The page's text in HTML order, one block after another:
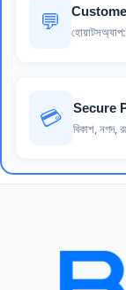
💬
💳 Secure
বিকাশ, নগদ,